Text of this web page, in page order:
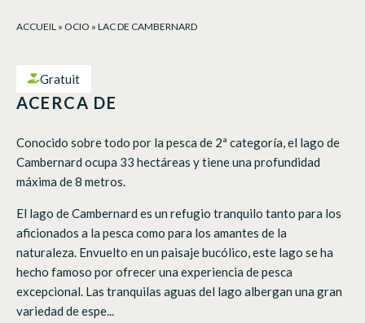
ACCUEIL » OCIO » LAC DE CAMBERNARD
Gratuit
ACERCA DE
Conocido sobre todo por la pesca de 2ª categoría, el lago de
Cambernard ocupa 33 hectáreas y tiene una profundidad
máxima de 8 metros.
El lago de Cambernard es un refugio tranquilo tanto para los
aficionados a la pesca como para los amantes de la
naturaleza. Envuelto en un paisaje bucólico, este lago se ha
hecho famoso por ofrecer una experiencia de pesca
excepcional. Las tranquilas aguas del lago albergan una gran
variedad de espe...